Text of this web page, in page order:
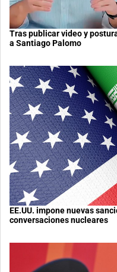
Tras publicar video y
a Santiago Palomo
EE.UU. impone nuevas
conversaciones nucleares